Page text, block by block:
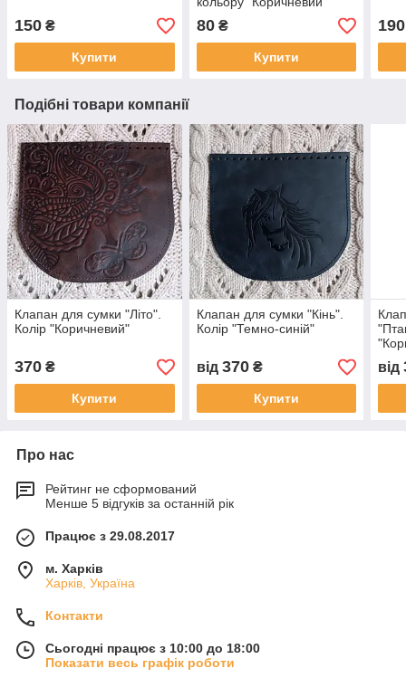
150 ₴
Купити
80₴
Купити
190
Подібні товари компанії
Клапан для сумки "Літо".
Колір "Коричневий"
370 ₴
Купити
Клапан для сумки "Кiнь".
Колір "Темно-синій"
від 370₴
Купити
від
Про нас
Рейтинг не сформований
Менше 5 відгуків за останній рік
Працює з 29.08.2017
м. Харків
Харків, Україна
Контакти
Сьогодні працює з 10:00 до 18:00
Показати весь графік роботи